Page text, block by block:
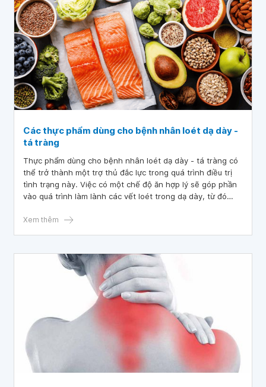
Các thực phẩm dùng cho bệnh nhân loét dạ dày -
tá tràng
Thực phẩm dùng cho bệnh nhân loét dạ dày - tá tràng có
thể trở thành một trợ thủ đắc lực trong quá trình điều trị
tình trạng này. Việc có một chế độ ăn hợp lý sẽ góp phần
vào quá trình làm lành các vết loét trong dạ dày, từ đó
vẫn chưa biết liệu viêm loét dạ dày tá tràng nên ăn gì để
Xem thêm